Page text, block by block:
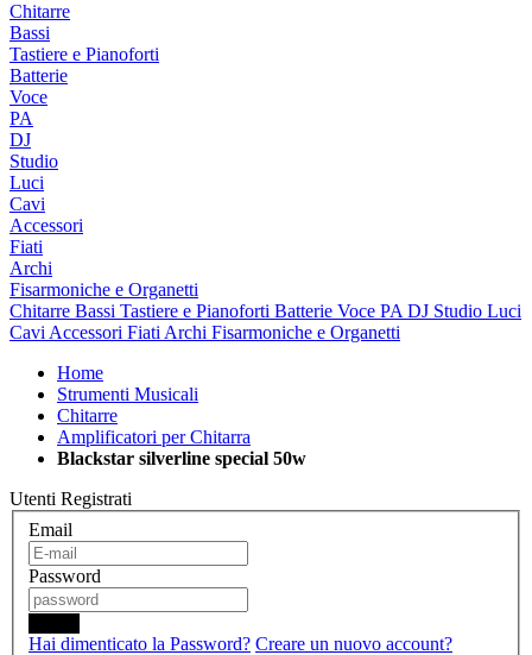
Chitarre
Bassi
Tastiere e Pianoforti
Batterie
Voce
PA
DJ
Studio
Luci
Cavi
Accessori
Fiati
Archi
Fisarmoniche e Organetti
Chitarre Bassi Tastiere e Pianoforti Batterie Voce PA DJ Studio Luci
Cavi Accessori Fiati Archi Fisarmoniche e Organetti
Home
Strumenti Musicali
Chitarre
Amplificatori per Chitarra
Blackstar silverline special 50w
Utenti Registrati
Email
Password
Hai dimenticato la Password? Creare un nuovo account?